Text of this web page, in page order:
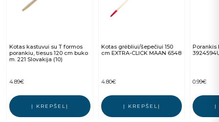
Kotas kastuvui su T formos
porankiu, tiesus 120 cm buko
m. 221 Slovakija (10)
4.89€
Į KREPŠELĮ
Kotas grėbliui/šepečiui 150
cm EXTRA-CLICK MAAN 6548
4.80€
Į KREPŠELĮ
Porankis
0.99€
Į